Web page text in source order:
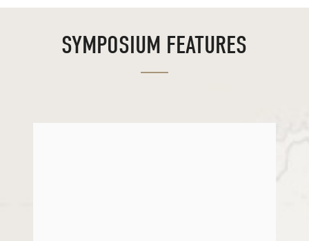
SYMPOSIUM FEATURES